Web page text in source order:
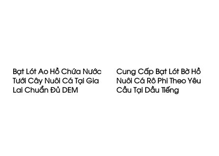
Bạt Lót Ao Hồ Chứa Nước
Tưới Cây Nuôi Cá Tại Gia
Lai Chuẩn Đủ DEM
Cung Cấp Bạt Lót Bờ Hồ
Nuôi Cá Rô Phi Theo Yêu
Cầu Tại Dầu Tiếng